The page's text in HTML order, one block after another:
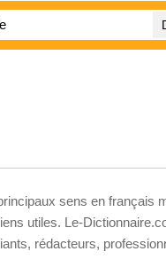
sens en français
utiles. Le-
rédacteurs,